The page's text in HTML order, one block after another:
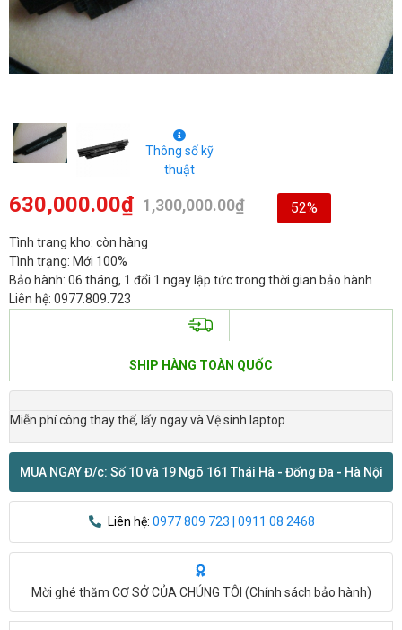
Thông số kỹ
thuật
1,300,000.00₫
630,000.00₫ 52%
Tình trang kho: còn hàng
Tình trạng: Mới 100%
Bảo hành: 06 tháng, 1 đổi 1 ngay lập tức trong thời gian bảo hành
Liên hệ: 0977.809.723
SHIP HÀNG TOÀN QUỐC
Miễn phí công thay thế, lấy ngay và Vệ sinh laptop
MUA NGAY Đ/c: Số 10 và 19 Ngõ 161 Thái Hà - Đống Đa - Hà Nội
Liên hệ: 0977 809 723 | 0911 08 2468
Mời ghé thăm CƠ SỞ CỦA CHÚNG TÔI (Chính sách bảo hành)